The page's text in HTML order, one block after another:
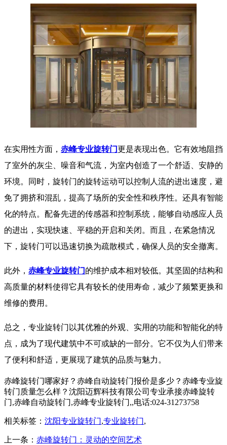
在实用性方面， 赤峰专业旋转门更是表现出色。它有效地阻挡
了室外的灰尘、噪音和气流，为室内创造了一个舒适、安静的
环境。同时，旋转门的旋转运动可以控制人流的进出速度，避
免了拥挤和混乱，提高了场所的安全性和秩序性。还具有智能
化的特点。配备先进的传感器和控制系统，能够自动感应人员
的进出，实现快速、平稳的开启和关闭。而且，在紧急情况
下，旋转门可以迅速切换为疏散模式，确保人员的安全撤离。
此外， 赤峰专业旋转门 的维护成本相对较低。其坚固的结构和
高质量的材料使得它具有较长的使用寿命，减少了频繁更换和
维修的费用。
总之，专业旋转门以其优雅的外观、实用的功能和智能化的特
点，成为了现代建筑中不可或缺的一部分。它不仅为人们带来
了便利和舒适，更展现了建筑的品质与魅力。
赤峰旋转门哪家好？赤峰自动旋转门报价是多少？赤峰专业旋
转门质量怎么样？沈阳迈辉科技有限公司专业承接赤峰旋转
门,赤峰自动旋转门,赤峰专业旋转门,,电话:024-31273758
相关标签： 沈阳专业旋转门,专业旋转门,
上一条： 赤峰旋转门：灵动的空间艺术